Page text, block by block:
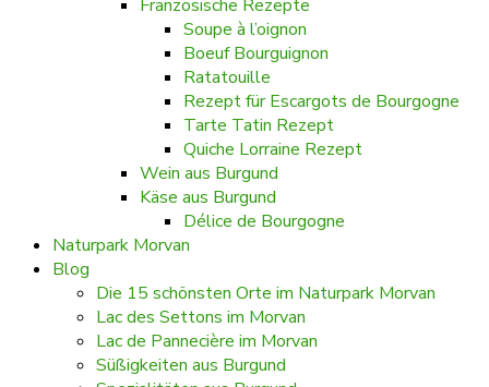
Französische Rezepte
Soupe à l’oignon
Boeuf Bourguignon
Ratatouille
Rezept für Escargots de Bourgogne
Tarte Tatin Rezept
Quiche Lorraine Rezept
Wein aus Burgund
Käse aus Burgund
Délice de Bourgogne
Naturpark Morvan
Blog
Die 15 schönsten Orte im Naturpark Morvan
Lac des Settons im Morvan
Lac de Pannecière im Morvan
Süßigkeiten aus Burgund